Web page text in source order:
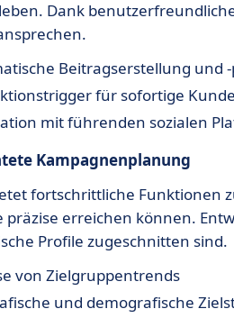
Dank
Beitragserstellung und
für sofortige
mit führenden sozialen
Kampagnenplanung
fortschrittliche Funktionen
präzise erreichen können.
Profile zugeschnitten sind.
von Zielgruppentrends
und demografische